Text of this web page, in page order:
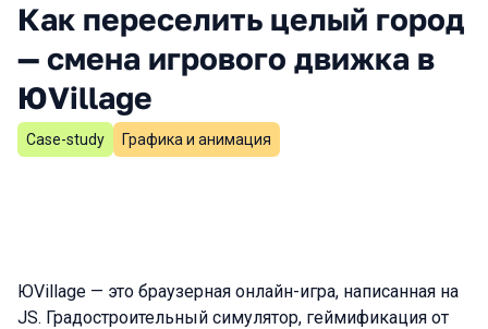
Как переселить целый город
— смена игрового движка в
ЮVillage
Case-study Графика и анимация
ЮVillage — это браузерная онлайн-игра, написанная на
JS. Градостроительный симулятор, геймификация от